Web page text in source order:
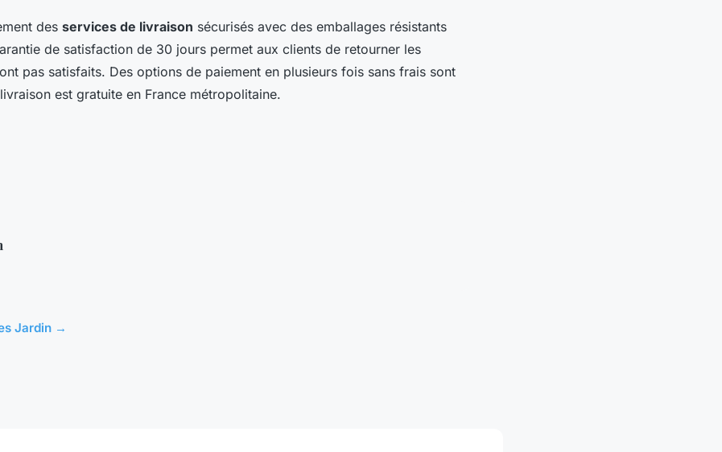
des services de livraison sécurisés avec des emballages résistants
de satisfaction de 30 jours permet aux clients de retourner les
pas satisfaits. Des options de paiement en plusieurs fois sans frais sont
est gratuite en France métropolitaine.
Jardin →